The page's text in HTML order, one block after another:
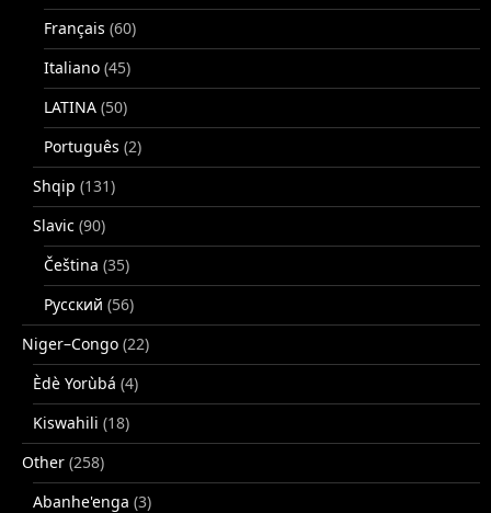
Français (60)
Italiano (45)
LATINA (50)
Português (2)
Shqip (131)
Slavic (90)
Čeština (35)
Русский (56)
Niger–Congo (22)
Èdè Yorùbá (4)
Kiswahili (18)
Other (258)
Abanhe'enga (3)